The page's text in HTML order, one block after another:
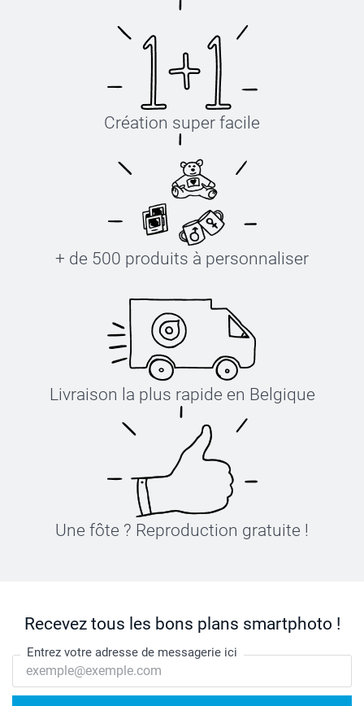
Création super facile
+ de 500 produits à personnaliser
Livraison la plus rapide en Belgique
Une fôte ? Reproduction gratuite !
Recevez tous les bons plans smartphoto !
Entrez votre adresse de messagerie ici